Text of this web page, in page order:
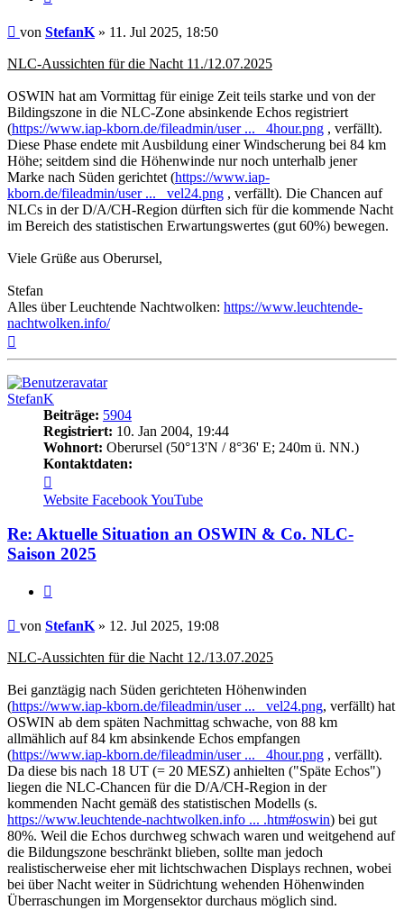
Beitrag
von StefanK » 11. Jul 2025, 18:50
NLC-Aussichten für die Nacht 11./12.07.2025
OSWIN hat am Vormittag für einige Zeit teils starke und von der
Bildingszone in die NLC-Zone absinkende Echos registriert
(https://www.iap-kborn.de/fileadmin/user ... _4hour.png , verfällt).
Diese Phase endete mit Ausbildung einer Windscherung bei 84 km
Höhe; seitdem sind die Höhenwinde nur noch unterhalb jener
Marke nach Süden gerichtet (https://www.iap-
kborn.de/fileadmin/user ... _vel24.png , verfällt). Die Chancen auf
NLCs in der D/A/CH-Region dürften sich für die kommende Nacht
im Bereich des statistischen Erwartungswertes (gut 60%) bewegen.
Viele Grüße aus Oberursel,
Stefan
Alles über Leuchtende Nachtwolken: https://www.leuchtende-
nachtwolken.info/
StefanK
Beiträge: 5904
Registriert: 10. Jan 2004, 19:44
Wohnort: Oberursel (50°13'N / 8°36' E; 240m ü. NN.)
Kontaktdaten:
von
StefanK
Website FacebookYouTube
Re: Aktuelle Situation an OSWIN & Co. NLC-
Saison 2025
Beitrag
von StefanK » 12. Jul 2025, 19:08
NLC-Aussichten für die Nacht 12./13.07.2025
Bei ganztägig nach Süden gerichteten Höhenwinden
(https://www.iap-kborn.de/fileadmin/user ... _vel24.png, verfällt) hat
OSWIN ab dem späten Nachmittag schwache, von 88 km
allmählich auf 84 km absinkende Echos empfangen
(https://www.iap-kborn.de/fileadmin/user ... _4hour.png , verfällt).
Da diese bis nach 18 UT (= 20 MESZ) anhielten ("Späte Echos")
liegen die NLC-Chancen für die D/A/CH-Region in der
kommenden Nacht gemäß des statistischen Modells (s.
https://www.leuchtende-nachtwolken.info ... .htm#oswin) bei gut
80%. Weil die Echos durchweg schwach waren und weitgehend auf
die Bildungszone beschränkt blieben, sollte man jedoch
realistischerweise eher mit lichtschwachen Displays rechnen, wobei
bei über Nacht weiter in Südrichtung wehenden Höhenwinden
Überraschungen im Morgensektor durchaus möglich sind.